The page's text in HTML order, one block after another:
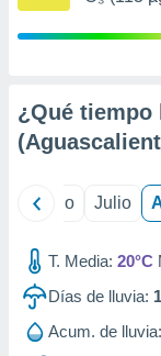
publicidad
publicidad
1199
¿Qué tiempo
Junio Julio
T. Media: 20°C
Días de lluvia:
Acum. de lluvia: